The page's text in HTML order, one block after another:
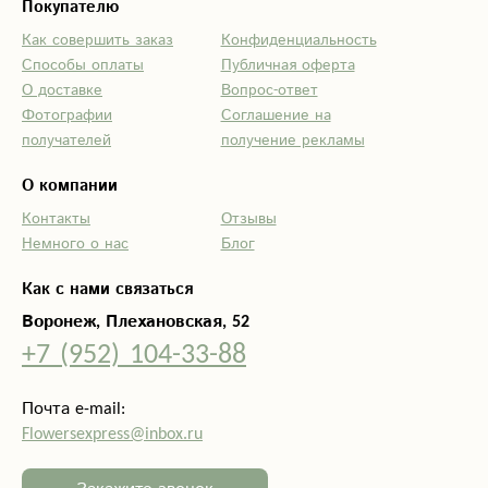
Как с нами связаться
Воронеж, Плехановская, 52
+7 (952) 104-33-88
Почта e-mail:
Flowersexpress@inbox.ru
Покупателю
Как совершить заказ
Способы оплаты
О доставке
Фотографии
получателей
Конфиденциальность
Публичная оферта
Вопрос-ответ
Соглашение на
получение рекламы
О компании
Контакты
Немного о нас
Отзывы
Блог